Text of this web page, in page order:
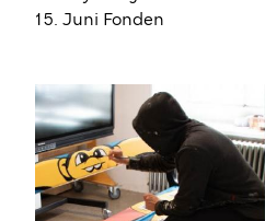
15. Juni Fonden
Billede